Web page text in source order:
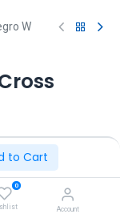
to Cart
0
Account
W